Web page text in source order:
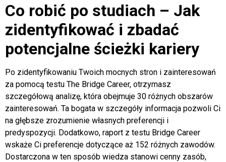
Co robić po studiach – Jak
zidentyfikować i zbadać
potencjalne ścieżki kariery
Po zidentyfikowaniu Twoich mocnych stron i zainteresowań
za pomocą testu The Bridge Career, otrzymasz
szczegółową analizę, która obejmuje 30 różnych obszarów
zainteresowań. Ta bogata w szczegóły informacja pozwoli Ci
na głębsze zrozumienie własnych preferencji i
predyspozycji. Dodatkowo, raport z testu Bridge Career
wskaże Ci preferencje dotyczące aż 152 różnych zawodów.
Dostarczona w ten sposób wiedza stanowi cenny zasób,